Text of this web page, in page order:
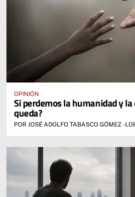
OPINIÓN
Si perdemos la humanidad y
queda?
POR JOSÉ ADOLFO TABASCO GÓMEZ -